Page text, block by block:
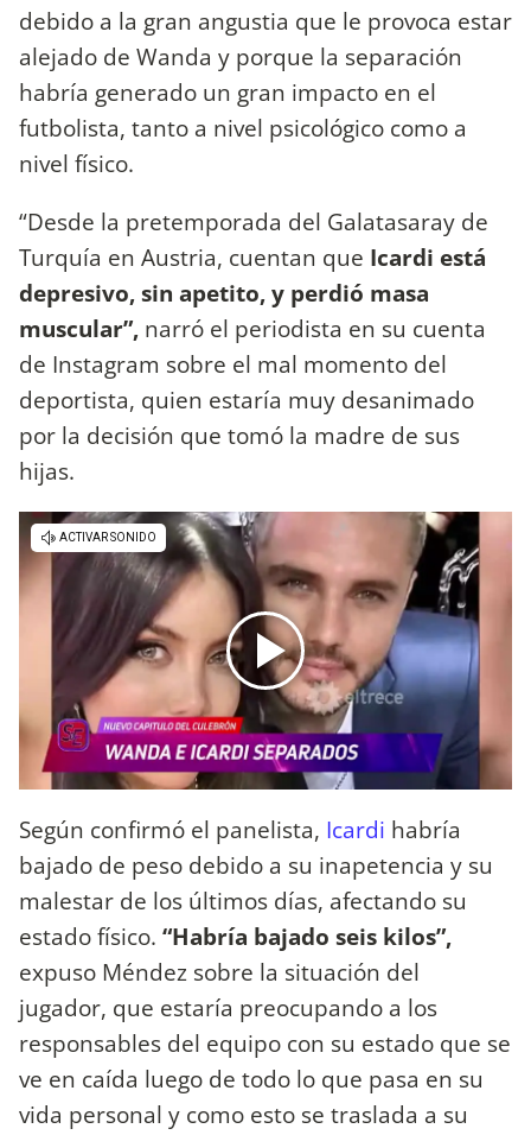
debido a la gran angustia que le provoca estar
alejado de Wanda y porque la separación
habría generado un gran impacto en el
futbolista, tanto a nivel psicológico como a
nivel físico.
“Desde la pretemporada del Galatasaray de
Turquía en Austria, cuentan que Icardi está
depresivo, sin apetito, y perdió masa
muscular”, narró el periodista en su cuenta
de Instagram sobre el mal momento del
deportista, quien estaría muy desanimado
por la decisión que tomó la madre de sus
hijas.
Según confirmó el panelista, Icardi habría
bajado de peso debido a su inapetencia y su
malestar de los últimos días, afectando su
estado físico. “Habría bajado seis kilos”,
expuso Méndez sobre la situación del
jugador, que estaría preocupando a los
responsables del equipo con su estado que se
ve en caída luego de todo lo que pasa en su
vida personal y como esto se traslada a su